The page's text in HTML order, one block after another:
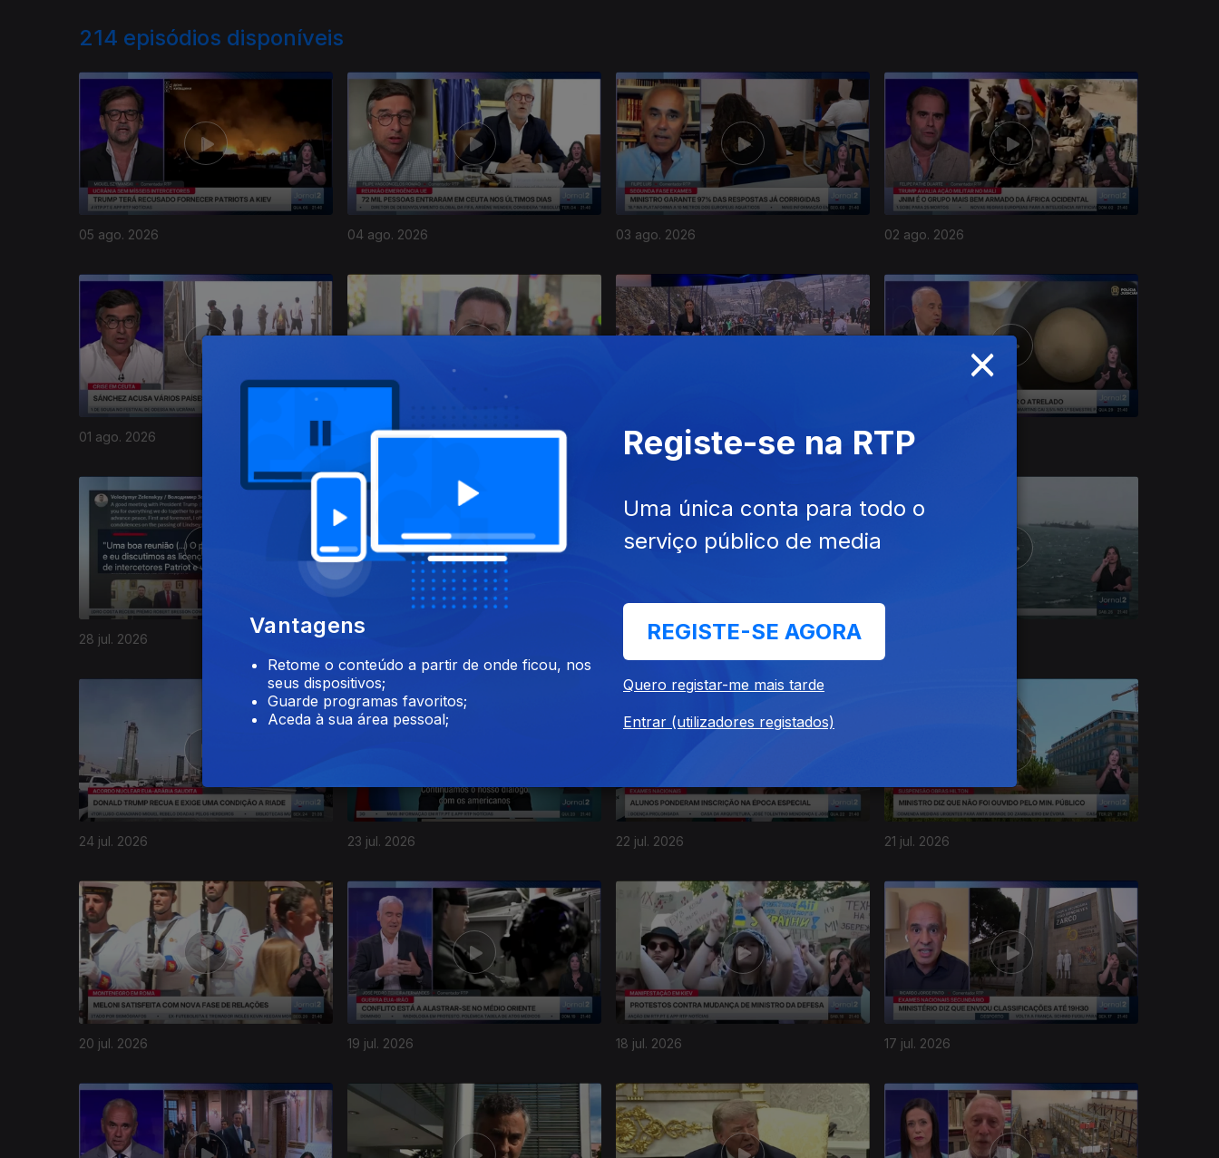
214 episódios disponíveis
05 ago. 2026 04 ago. 2026 03 ago. 2026 02 ago. 2026
01 ago. 2026 31 jul. 2026 30 jul. 2026 29 jul. 2026
28 jul. 2026 26 jul. 2026
944984
24 jul. 2026 23 jul. 2026 22 jul. 2026 21 jul. 2026
20 jul. 2026 19 jul. 2026 18 jul. 2026 17 jul. 2026
942503
×
Vantagens
Retome o conteúdo a partir de onde ficou, nos
seus dispositivos;
Guarde programas favoritos;
Aceda à sua área pessoal;
Registe-se na RTP
Uma única conta para todo o
serviço público de media
REGISTE-SE AGORA
Quero registar-me mais tarde
Entrar (utilizadores registados)